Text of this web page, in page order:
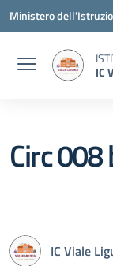
Vai ai contenuti
Vai al menu di
Vai al footer
Ministero
IC
Circ
IC Viale